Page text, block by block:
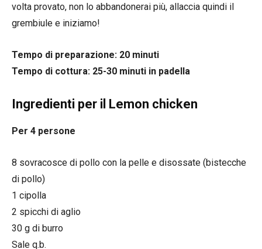
volta provato, non lo abbandonerai più, allaccia quindi il
grembiule e iniziamo!
Tempo di preparazione: 20 minuti
Tempo di cottura: 25-30 minuti in padella
Ingredienti per il Lemon chicken
Per 4 persone
8 sovracosce di pollo con la pelle e disossate (bistecche
di pollo)
1 cipolla
2 spicchi di aglio
30 g di burro
Sale q.b.